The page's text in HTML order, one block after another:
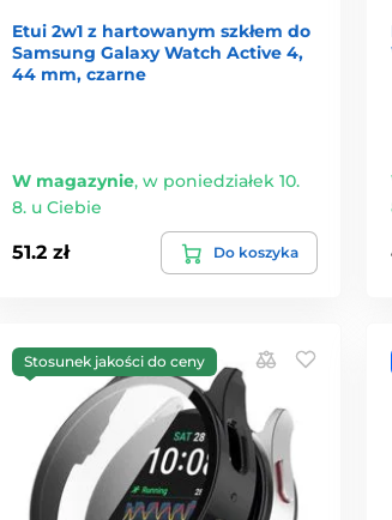
Etui 2w1 z hartowanym szkłem do
Samsung Galaxy Watch Active 4,
44 mm, czarne
W magazynie, w poniedziałek 10.
8. u Ciebie
51.2 zł Do koszyka
Stosunek jakości do ceny